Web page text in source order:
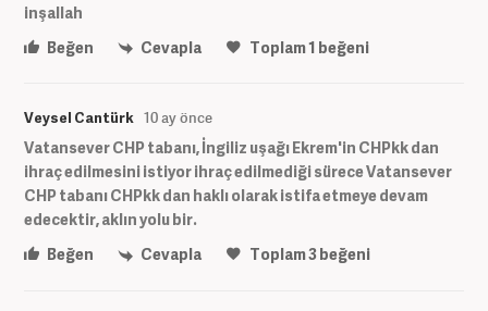
inşallah
Beğen
Cevapla Toplam1 beğeni
Veysel Cantürk 10 ay önce
Vatansever CHP tabanı, İngiliz uşağı Ekrem'in CHPkk dan
ihraç edilmesini istiyor ihraç edilmediği sürece Vatansever
CHP tabanı CHPkk dan haklı olarak istifa etmeye devam
edecektir, aklın yolu bir.
Beğen
Cevapla Toplam3beğeni